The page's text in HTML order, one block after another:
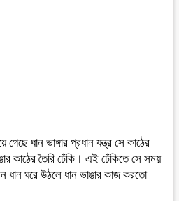
ধান ভাঙ্গার প্রধান যন্ত্র সে কাঠের
কাঠের তৈরি ঢেঁকি। এই ঢেঁকিতে সে সময়
ধান ঘরে উঠলে ধান ভাঙার কাজ করতো